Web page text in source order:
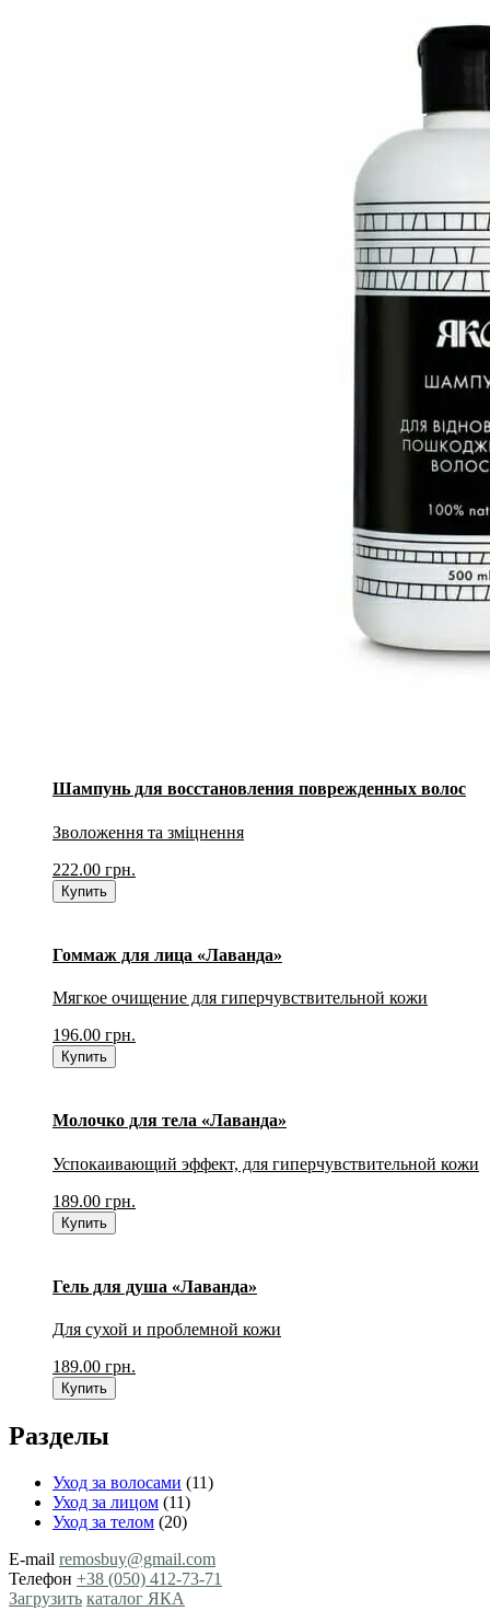
Шампунь для восстановления поврежденных волос
Зволоження та зміцнення
222.00 грн.
Купить
Гоммаж для лица «Лаванда»
Мягкое очищение для гиперчувствительной кожи
196.00 грн.
Купить
Молочко для тела «Лаванда»
Успокаивающий эффект, для гиперчувствительной кожи
189.00 грн.
Купить
Гель для душа «Лаванда»
Для сухой и проблемной кожи
189.00 грн.
Купить
Разделы
Уход за волосами (11)
Уход за лицом (11)
Уход за телом (20)
E-mail remosbuy@gmail.com
Телефон +38 (050) 412-73-71
Загрузить каталог ЯКА